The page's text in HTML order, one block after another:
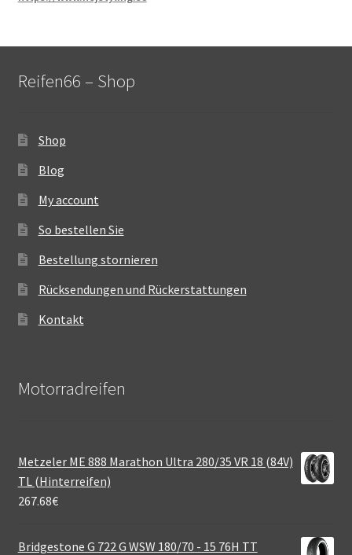
Reifen66 – Shop
Shop
Blog
My account
So bestellen Sie
Bestellung stornieren
Rücksendungen und Rückerstattungen
Kontakt
Motorradreifen
Metzeler ME 888 Marathon Ultra 280/35 VR 18 (84V)
TL (Hinterreifen)
267.68€
Bridgestone G 722 G WSW 180/70 - 15 76H TT